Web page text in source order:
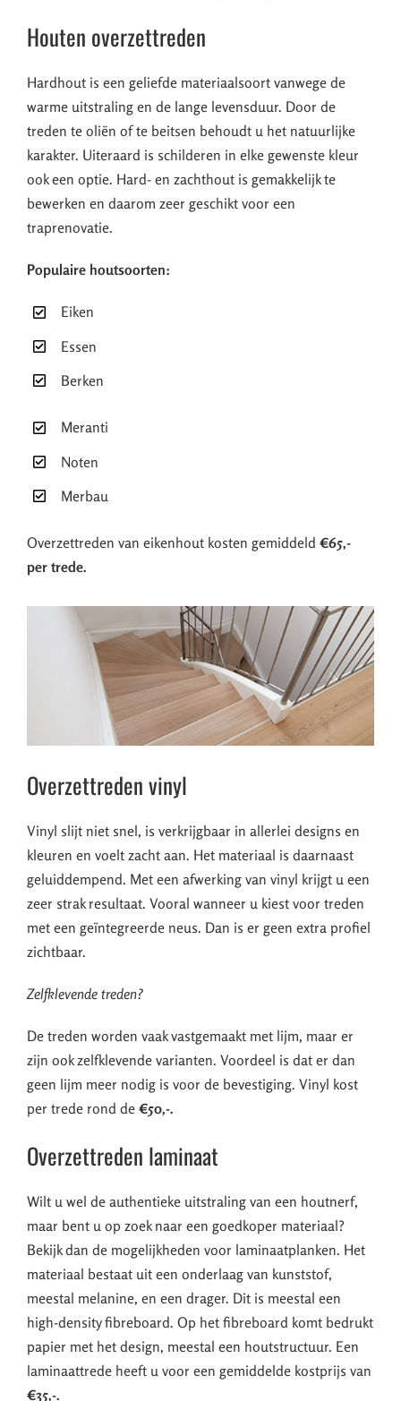
Houten overzettreden
Hardhout is een geliefde materiaalsoort vanwege de
warme uitstraling en de lange levensduur. Door de
treden te oliën of te beitsen behoudt u het natuurlijke
karakter. Uiteraard is schilderen in elke gewenste kleur
ook een optie. Hard- en zachthout is gemakkelijk te
bewerken en daarom zeer geschikt voor een
traprenovatie.
Populaire houtsoorten:
Eiken
Essen
Berken
Meranti
Noten
Merbau
Overzettreden van eikenhout kosten gemiddeld €65,-
per trede.
Overzettreden vinyl
Vinyl slijt niet snel, is verkrijgbaar in allerlei designs en
kleuren en voelt zacht aan. Het materiaal is daarnaast
geluiddempend. Met een afwerking van vinyl krijgt u een
zeer strak resultaat. Vooral wanneer u kiest voor treden
met een geïntegreerde neus. Dan is er geen extra profiel
zichtbaar.
Zelfklevende treden?
De treden worden vaak vastgemaakt met lijm, maar er
zijn ook zelfklevende varianten. Voordeel is dat er dan
geen lijm meer nodig is voor de bevestiging. Vinyl kost
per trede rond de €50,-.
Overzettreden laminaat
Wilt u wel de authentieke uitstraling van een houtnerf,
maar bent u op zoek naar een goedkoper materiaal?
Bekijk dan de mogelijkheden voor laminaatplanken. Het
materiaal bestaat uit een onderlaag van kunststof,
meestal melanine, en een drager. Dit is meestal een
high-density fibreboard. Op het fibreboard komt bedrukt
papier met het design, meestal een houtstructuur. Een
laminaattrede heeft u voor een gemiddelde kostprijs van
€35,-.